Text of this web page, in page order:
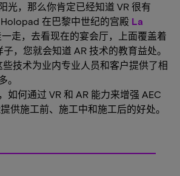
光，那么你肯定已经知道 VR 很有
在巴黎中世纪的宫殿 La
一走，去看现在的宴会厅，上面覆盖着
，您就会知道 AR 技术的教育益处。
些技术为业内专业人员和客户提供了相
。
如何通过 VR 和 AR 能力来增强 AEC
供施工前、施工中和施工后的好处。